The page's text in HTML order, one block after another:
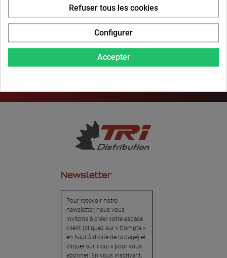
LIVRAISON PERSONNALISÉE
Newsletter
Pour recevoir notre
newsletter, nous vous
invitons à créer votre espace
client (cliquez sur « Compte »
en haut à droite de la page) et
cliquer sur « oui » pour vous
abonner. En vous inscrivant,
Accepter
Refuser tous les cookies
Configurer